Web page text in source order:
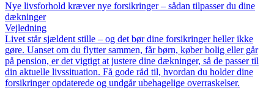
Nye livsforhold kræver nye forsikringer – sådan tilpasser du dine
dækninger
Vejledning
Livet står sjældent stille – og det bør dine forsikringer heller ikke
gøre. Uanset om du flytter sammen, får børn, køber bolig eller går
på pension, er det vigtigt at justere dine dækninger, så de passer til
din aktuelle livssituation. Få gode råd til, hvordan du holder dine
forsikringer opdaterede og undgår ubehagelige overraskelser.